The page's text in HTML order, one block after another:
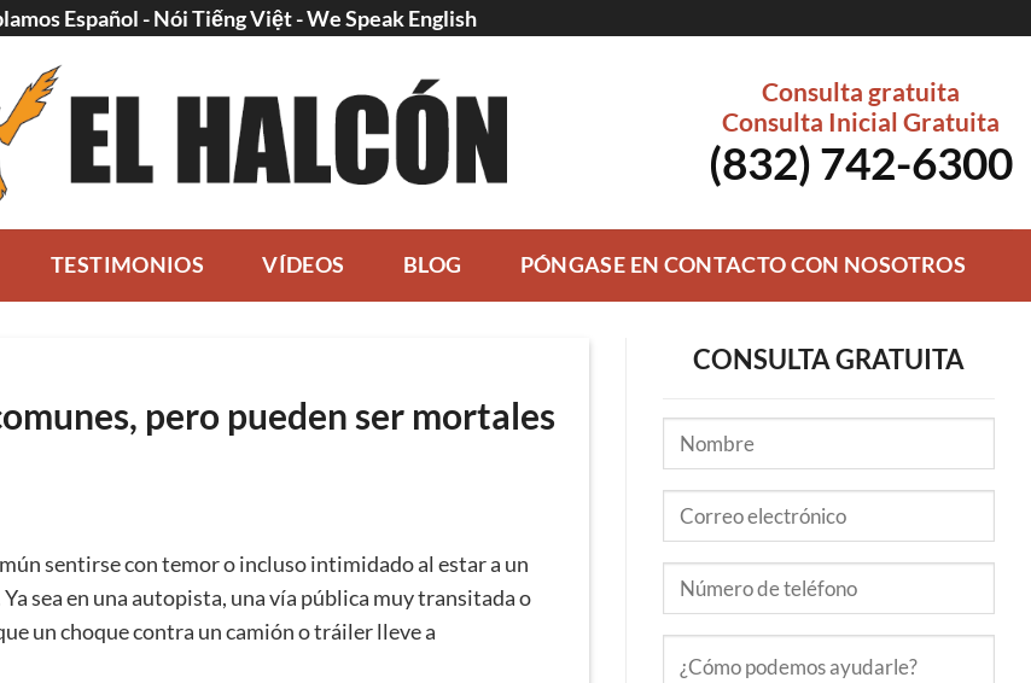
Español - Nói Tiếng Việt - We Speak English
Consulta gratuita
Consulta Inicial Gratuita
(832) 742-6300
TESTIMONIOS VÍDEOS BLOG PÓNGASE EN CONTACTO CON NOSOTROS
pero pueden ser mortales
sentirse con temor o incluso intimidado al estar a un
sea en una autopista, una vía pública muy transitada o
un choque contra un camión o tráiler lleve a
CONSULTA GRATUITA